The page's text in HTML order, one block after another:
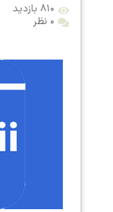
۸۱۰ بازدید
۰ نظر